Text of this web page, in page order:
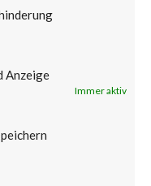
Anzeige
Immer aktiv
Please
more
[ Link ]
is